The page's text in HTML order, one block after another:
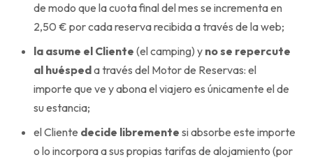
de modo que la cuota final del mes se incrementa en
2,50 € por cada reserva recibida a través de la web;
la asume el Cliente (el camping) y no se repercute
al huéspeda través del Motor de Reservas: el
importe que ve y abona el viajero es únicamente el de
su estancia;
el Cliente decide libremente si absorbe este importe
o lo incorpora a sus propias tarifas de alojamiento (por